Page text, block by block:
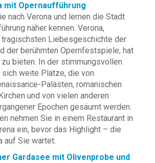
mit Opernaufführung
nach Verona und lernen die Stadt
näher kennen. Verona,
tragischsten Liebesgeschichte der
der berühmten Opernfestspiele, hat
bieten. In der stimmungsvollen
weite Plätze, die von
Palästen, romanischen
und von vielen anderen
Epochen gesäumt werden.
nehmen Sie in einem Restaurant in
ein, bevor das Highlight – die
auf Sie wartet.
Gardasee mit Olivenprobe und